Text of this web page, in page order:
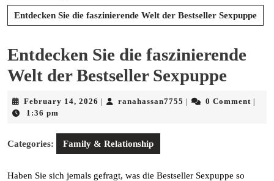
Entdecken Sie die faszinierende Welt der Bestseller Sexpuppe
Entdecken Sie die faszinierende
Welt der Bestseller Sexpuppe
February 14, 2026 Februaryranahassan7755 ranahassan7755
0 Comment
1:36 pm
Categories: Family & Relationship
Haben Sie sich jemals gefragt, was die Bestseller Sexpuppe so